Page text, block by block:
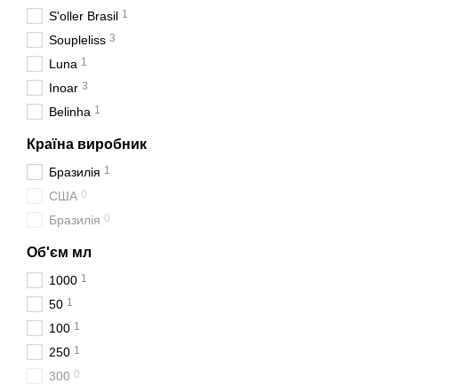
S'oller Brasil 1
Soupleliss 3
Luna 1
Inoar 3
Belinha 1
Країна виробник
Бразилія 1
США 0
Бразилія 0
Об'єм мл
1000 1
50 1
100 1
250 1
300 0